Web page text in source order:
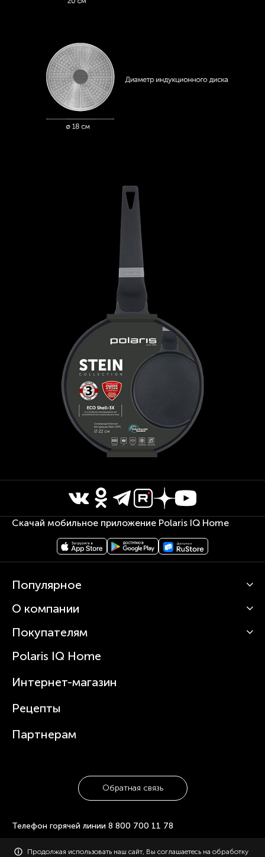
Скачай мобильное приложение Polaris IQ Home
Популярное
Кофемашины
Вертикальные пылесосы
Зубные щетки и ирригаторы
Увлажнители
Посуда
О компании
О Polaris
Статьи
Покупателям
Сервисные центры
Где купить
Polaris IQ Home
Интернет-магазин
Рецепты
Партнерам
Обратная связь
Телефон горячей линии 8 800 700 11 78
© 2006-2026 «Polaris». Все права защищены. Использование
Продолжая использовать наш сайт, Вы соглашаетесь на обработку